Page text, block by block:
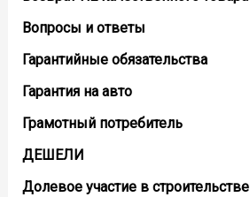
Вопросы и ответы
Гарантийные обязательства
Гарантия на авто
Грамотный потребитель
ДЕШЕЛИ
Долевое участие в строительстве